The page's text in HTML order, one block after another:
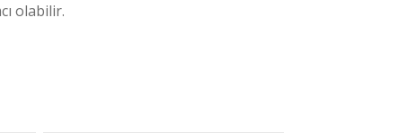
olabilir.